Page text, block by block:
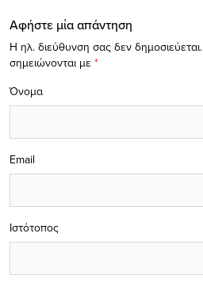
Αφήστε μία απάντηση
Η ηλ. διεύθυνση σας δεν δημοσιεύεται.
σημειώνονται με *
Όνομα
Email
Ιστότοπος